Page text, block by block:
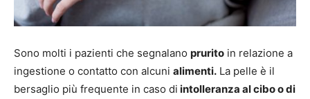
Sono molti i pazienti che segnalano prurito in relazione a
ingestione o contatto con alcuni alimenti. La pelle è il
bersaglio più frequente in caso di intolleranza al cibo o di